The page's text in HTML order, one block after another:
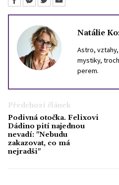
Natálie
Astro, vztahy,
mystiky,
perem.
Předchozí článek
Podivná otočka. Felixovi
Dádino pití najednou
nevadí: "Nebudu
zakazovat, co má
nejradši"